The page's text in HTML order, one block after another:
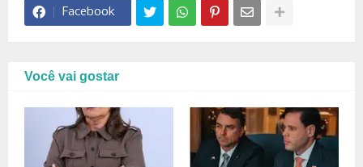
Facebook
Você vai gostar